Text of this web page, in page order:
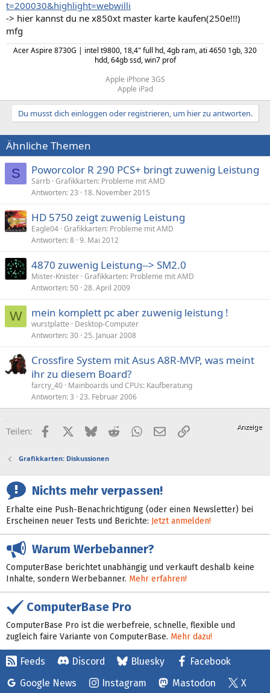
t=200030&highlight=webwilli
-> hier kannst du ne x850xt master karte kaufen(250e!!!)
mfg
Acer Aspire 8730G | intel t9800, 18,4" full hd, 4gb ram, ati 4650 1gb, 320
hdd, 64gb ssd, win7 prof​
Apple iPhone 3GS
Apple iPad​
Du musst dich einloggen oder registrieren, um hier zu antworten.
Ähnliche Themen
S Poworcolor R 290 PCS+ bringt zuwenig Leistung
Sarrb Grafikkarten: Probleme mit AMD
Antworten 23 18. November 2015
HD 5750 zeigt zuwenig Leistung
Eagle04 Grafikkarten: Probleme mit AMD
Antworten 8 9. Mai 2012
4870 zuwenig Leistung--> SM2.0
Mister-Knister Grafikkarten: Probleme mit AMD
Antworten 50 28. April 2009
W mein komplett pc aber zuwenig leistung !
wurstplatte
Desktop-Computer
Antworten 30 25. Januar 2008
Crossfire System mit Asus A8R-MVP, was meint
ihr zu diesem Board?
farcry_40 Mainboards und CPUs: Kaufberatung
Antworten 3 23. Februar 2006
Teilen: FacebookX (Twitter)
BlueskyRedditWhatsApp
E-MailLink
Grafikkarten: Diskussionen
Nichts mehr verpassen!
Erhalte eine Push-Benachrichtigung (oder einen Newsletter) bei
Erscheinen neuer Tests und Berichte: Jetzt anmelden!
Warum Werbebanner?
ComputerBase berichtet unabhängig und verkauft deshalb keine
Inhalte, sondern Werbebanner. Mehr erfahren!
ComputerBase Pro
ComputerBase Pro ist die werbefreie, schnelle, flexible und
zugleich faire Variante von ComputerBase. Mehr dazu!
Feeds Discord Bluesky
Facebook
Google News
Instagram Mastodon X